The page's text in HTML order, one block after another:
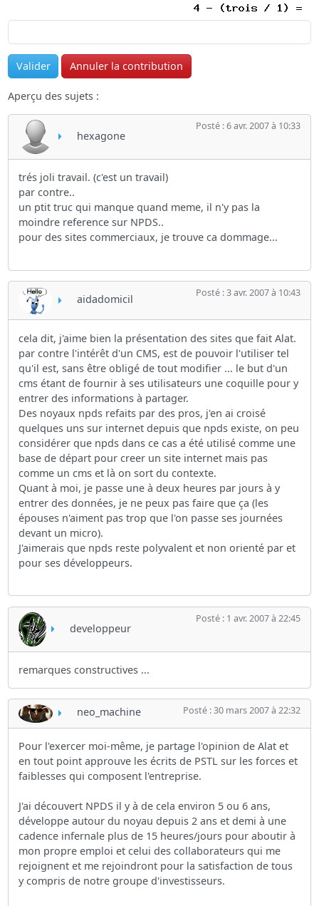
Aperçu des sujets :
hexagone
Posté : 6 avr. 2007 à 10:33
trés joli travail. (c'est un travail)
par contre..
un ptit truc qui manque quand meme, il n'y pas la
moindre reference sur NPDS..
pour des sites commerciaux, je trouve ca dommage...
aidadomicil Posté : 3 avr. 2007 à 10:43
cela dit, j'aime bien la présentation des sites que fait Alat.
par contre l'intérêt d'un CMS, est de pouvoir l'utiliser tel
qu'il est, sans être obligé de tout modifier ... le but d'un
cms étant de fournir à ses utilisateurs une coquille pour y
entrer des informations à partager.
Des noyaux npds refaits par des pros, j'en ai croisé
quelques uns sur internet depuis que npds existe, on peu
considérer que npds dans ce cas a été utilisé comme une
base de départ pour creer un site internet mais pas
comme un cms et là on sort du contexte.
Quant à moi, je passe une à deux heures par jours à y
entrer des données, je ne peux pas faire que ça (les
épouses n'aiment pas trop que l'on passe ses journées
devant un micro).
J'aimerais que npds reste polyvalent et non orienté par et
pour ses développeurs.
developpeur
Posté : 1 avr. 2007 à 22:45
remarques constructives ...
neo_machine Posté : 30 mars 2007 à 22:32
Pour l'exercer moi-même, je partage l'opinion de Alat et
en tout point approuve les écrits de PSTL sur les forces et
faiblesses qui composent l'entreprise.
J'ai découvert NPDS il y à de cela environ 5 ou 6 ans,
développe autour du noyau depuis 2 ans et demi à une
cadence infernale plus de 15 heures/jours pour aboutir à
mon propre emploi et celui des collaborateurs qui me
rejoignent et me rejoindront pour la satisfaction de tous
y compris de notre groupe d'investisseurs.